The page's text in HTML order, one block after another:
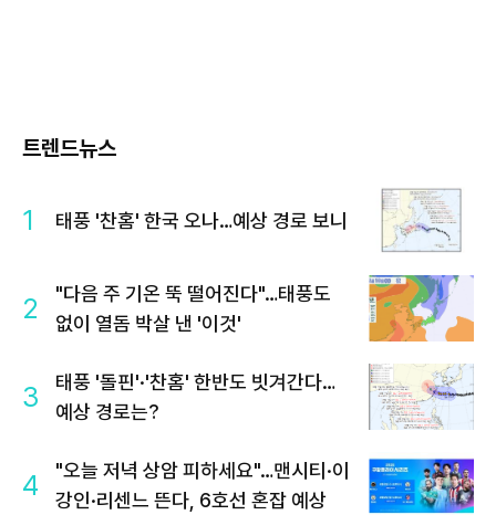
트렌드뉴스
1 태풍 '찬홈' 한국 오나…예상 경로 보니
2
"다음 주 기온 뚝 떨어진다"…태풍도
없이 열돔 박살 낸 '이것'
3
태풍 '돌핀'·'찬홈' 한반도 빗겨간다…
예상 경로는?
4
"오늘 저녁 상암 피하세요"…맨시티·이
강인·리센느 뜬다, 6호선 혼잡 예상